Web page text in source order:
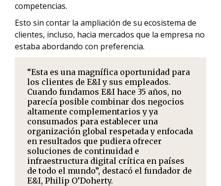
competencias.
Esto sin contar la ampliación de su ecosistema de
clientes, incluso, hacia mercados que la empresa no
estaba abordando con preferencia.
“Esta es una magnífica oportunidad para
los clientes de E&I y sus empleados.
Cuando fundamos E&I hace 35 años, no
parecía posible combinar dos negocios
altamente complementarios y ya
consumados para establecer una
organización global respetada y enfocada
en resultados que pudiera ofrecer
soluciones de continuidad e
infraestructura digital crítica en países
de todo el mundo”, destacó el fundador de
E&I, Philip O’Doherty.